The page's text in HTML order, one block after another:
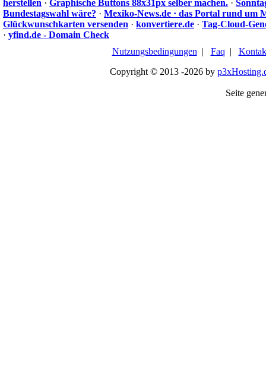
herstellen · Graphische Buttons 88x31px selber machen. ·
Bundestagswahl wäre? · Mexiko-News.de · das Portal rund um
Glückwunschkarten versenden · konvertiere.de · Tag-Cloud-
· yfind.de - Domain Check
Nutzungsbedingungen | Faq |
Copyright © 2013 -2026 by
Seite